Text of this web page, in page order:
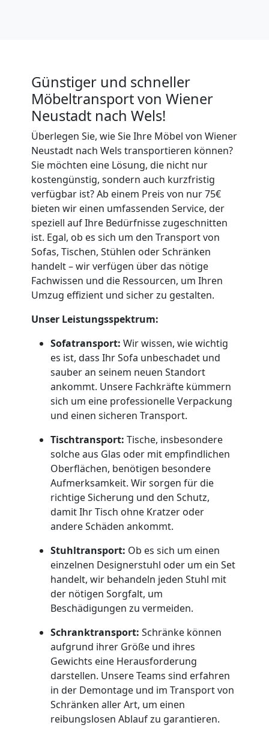
Günstiger und schneller
Möbeltransport von Wiener
Neustadt nach Wels!
Überlegen Sie, wie Sie Ihre Möbel von Wiener
Neustadt nach Wels transportieren können?
Sie möchten eine Lösung, die nicht nur
kostengünstig, sondern auch kurzfristig
verfügbar ist? Ab einem Preis von nur 75€
bieten wir einen umfassenden Service, der
speziell auf Ihre Bedürfnisse zugeschnitten
ist. Egal, ob es sich um den Transport von
Sofas, Tischen, Stühlen oder Schränken
handelt – wir verfügen über das nötige
Fachwissen und die Ressourcen, um Ihren
Umzug effizient und sicher zu gestalten.
Unser Leistungsspektrum:
Sofatransport: Wir wissen, wie wichtig
es ist, dass Ihr Sofa unbeschadet und
sauber an seinem neuen Standort
ankommt. Unsere Fachkräfte kümmern
sich um eine professionelle Verpackung
und einen sicheren Transport.
Tischtransport: Tische, insbesondere
solche aus Glas oder mit empfindlichen
Oberflächen, benötigen besondere
Aufmerksamkeit. Wir sorgen für die
richtige Sicherung und den Schutz,
damit Ihr Tisch ohne Kratzer oder
andere Schäden ankommt.
Stuhltransport: Ob es sich um einen
einzelnen Designerstuhl oder um ein Set
handelt, wir behandeln jeden Stuhl mit
der nötigen Sorgfalt, um
Beschädigungen zu vermeiden.
Schranktransport: Schränke können
aufgrund ihrer Größe und ihres
Gewichts eine Herausforderung
darstellen. Unsere Teams sind erfahren
in der Demontage und im Transport von
Schränken aller Art, um einen
reibungslosen Ablauf zu garantieren.
Senioren
Wiener
Neustadt
Fernumzug
Wiener
Neustadt
Firmenumzug
Wiener
Neustadt
Büroumzug
Wiener
Neustadt
Expressumzug
Wiener
Neustadt
Tragehilfe
Wiener
Neustadt